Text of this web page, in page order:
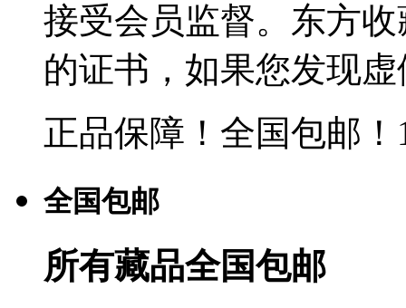
接受会员监督。东方
的证书，如果您发现
正品保障！全国包邮
全国包邮
所有藏品全国包邮